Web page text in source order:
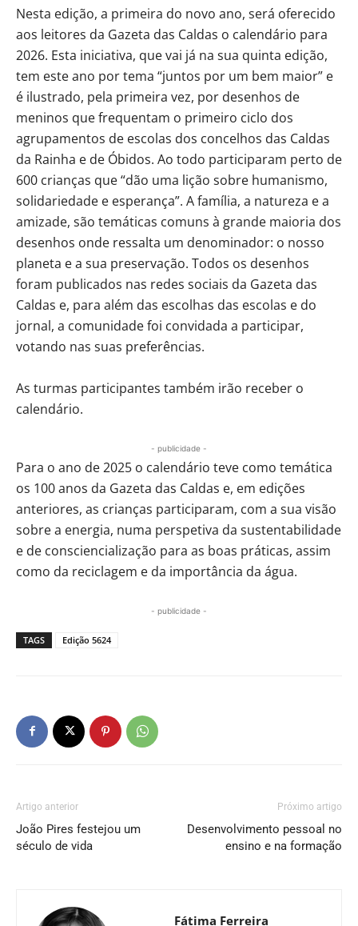
Nesta edição, a primeira do novo ano, será oferecido
aos leitores da Gazeta das Caldas o calendário para
2026. Esta iniciativa, que vai já na sua quinta edição,
tem este ano por tema “juntos por um bem maior” e
é ilustrado, pela primeira vez, por desenhos de
meninos que frequentam o primeiro ciclo dos
agrupamentos de escolas dos concelhos das Caldas
da Rainha e de Óbidos. Ao todo participaram perto de
600 crianças que “dão uma lição sobre humanismo,
solidariedade e esperança”. A família, a natureza e a
amizade, são temáticas comuns à grande maioria dos
desenhos onde ressalta um denominador: o nosso
planeta e a sua preservação. Todos os desenhos
foram publicados nas redes sociais da Gazeta das
Caldas e, para além das escolhas das escolas e do
jornal, a comunidade foi convidada a participar,
votando nas suas preferências.
As turmas participantes também irão receber o
calendário.
- publicidade -
Para o ano de 2025 o calendário teve como temática
os 100 anos da Gazeta das Caldas e, em edições
anteriores, as crianças participaram, com a sua visão
sobre a energia, numa perspetiva da sustentabilidade
e de consciencialização para as boas práticas, assim
como da reciclagem e da importância da água.
- publicidade -
TAGS Edição 5624
Artigo anterior
João Pires festejou um
século de vida
Próximo artigo
Desenvolvimento pessoal no
ensino e na formação
Fátima Ferreira